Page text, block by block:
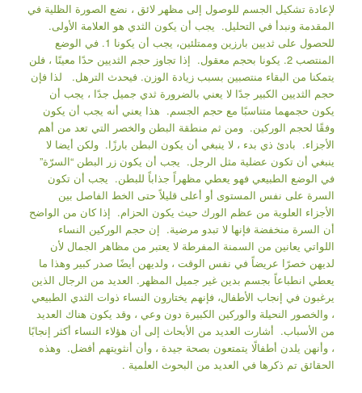
لإعادة تشكيل الجسم للوصول إلى مظهر لائق ، نضع الصورة الظلية في
المقدمة ونبدأ في التحليل. يجب أن يكون الثدي هو العلامة الأولى.
للحصول على ثديين بارزين وممتلئين، يجب أن يكونا 1. في الوضع
المنتصب 2. يكونا بحجم معقول. إذا تجاوز حجم الثديين حدًا معينًا ، فلن
يتمكنا من البقاء منتصبين بسبب زيادة الوزن. فيحدث الترهل. لذا فإن
حجم الثديين الكبير جدًا لا يعني بالضرورة ثدي جميل جدًا ، يجب أن
يكون حجمهما متناسبًا مع حجم الجسم. هذا يعني أنه يجب أن يكون
وفقًا لحجم الوركين. ومن ثم منطقة البطن والخصر التي تعد من أهم
الأجزاء. بادئ ذي بدء ، لا ينبغي أن يكون البطن بارزًا. ولكن أيضا لا
ينبغي أن تكون عضلية مثل الرجل. يجب أن يكون زر البطن “السرّة”
في الوضع الطبيعي فهو يعطي مظهراً جذاباً للبطن. يجب أن تكون
السرة على نفس المستوى أو أعلى قليلاً حتى الخط الفاصل بين
الأجزاء العلوية من عظم الورك حيث يكون الحزام. إذا كان من الواضح
أن السرة منخفضة فإنها لا تبدو مرضية. إن حجم الوركين النساء
اللواتي يعانين من السمنة المفرطة لا يعتبر من مظاهر الجمال لأن
لديهن خصرًا عريضاً في نفس الوقت ، ولديهن أيضًا صدر كبير وهذا ما
يعطي انطباعاً بجسم بدين غير جميل المظهر. العديد من الرجال الذين
يرغبون في إنجاب الأطفال، فإنهم يختارون النساء ذوات الثدي الطبيعي
، والخصور النحيلة والوركين الكبيرة دون وعي ، وقد يكون هناك العديد
من الأسباب. أشارت العديد من الأبحاث إلى أن هؤلاء النساء أكثر إنجابًا
، وأنهن يلدن أطفالًا يتمتعون بصحة جيدة ، وأن أنثويتهم أفضل. وهذه
الحقائق تم ذكرها في العديد من البحوث العلمية .